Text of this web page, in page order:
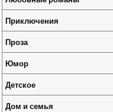
Приключения
Проза
Юмор
Детское
Дом и семья